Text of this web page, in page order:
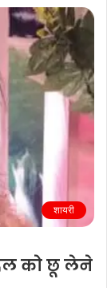
शायरी
को छू लेने